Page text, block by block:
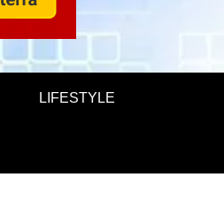
LIFESTYLE